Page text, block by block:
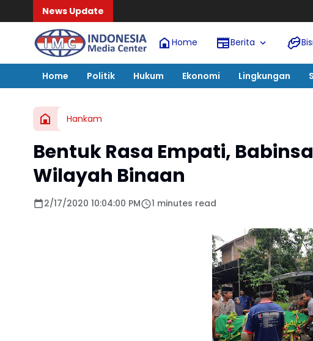
News Update
Home Berita
Home Politik Hukum Ekonomi Lingkungan
Hankam
Bentuk Rasa Empati,
Wilayah Binaan
2/17/2020 10:04:00 PM 1 minutes read